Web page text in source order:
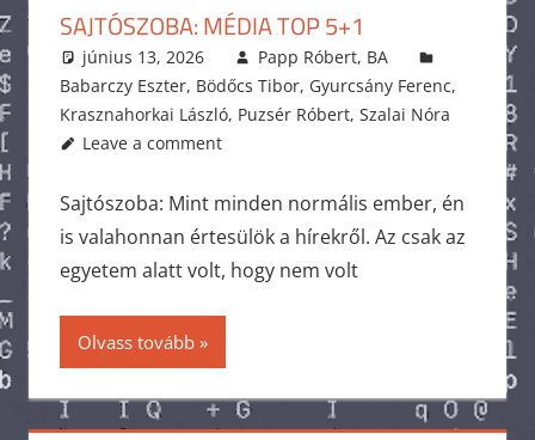
SAJTÓSZOBA: MÉDIA TOP 5+1
június 13, 2026
Papp Róbert, BA
Babarczy Eszter, Bödőcs Tibor, Gyurcsány Ferenc,
Krasznahorkai László, Puzsér Róbert, Szalai Nóra
Leave a comment
Sajtószoba: Mint minden normális ember, én
is valahonnan értesülök a hírekről. Az csak az
egyetem alatt volt, hogy nem volt
Olvass tovább